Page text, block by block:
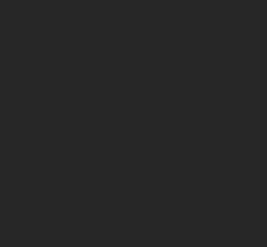
m² de garage avec une